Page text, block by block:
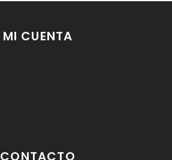
MI CUENTA
CONTACTO